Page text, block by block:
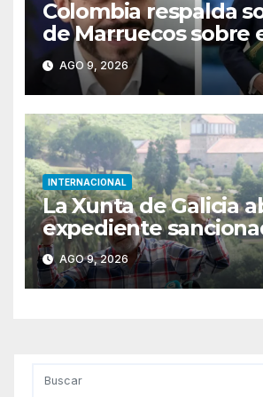
Colombia respalda
de Marruecos sobre
y busca TLC
AGO 9, 2026
INTERNACIONAL
La Xunta de Galicia
expediente
contra el tour del
exnarcotraficante
Oubiña
AGO 9, 2026